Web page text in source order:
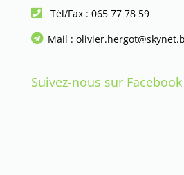
Tél/Fax : 065 77 78 59
Mail :
Suivez-nous sur Facebook